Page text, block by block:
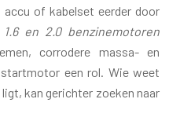
accu of kabelset eerder door
1.6 en 2.0 benzinemotoren
corrodere massa- en
een rol. Wie weet
kan gerichter zoeken naar